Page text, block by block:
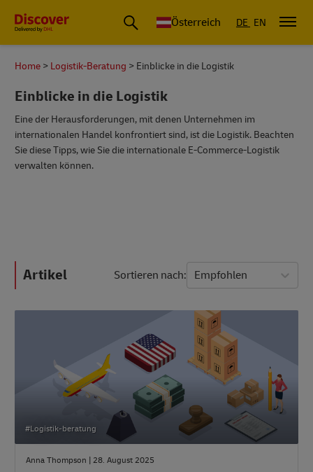
Österreich DE EN
Home Logistik-Beratung Einblicke in die Logistik
Einblicke in die Logistik
Eine der Herausforderungen, mit denen Unternehmen im
internationalen Handel konfrontiert sind, ist die Logistik. Beachten
Sie diese Tipps, wie Sie die internationale E-Commerce-Logistik
verwalten können.
Artikel Sortieren nach Empfohlen
#Logistik-beratung
Anna Thompson | 28. August 2025